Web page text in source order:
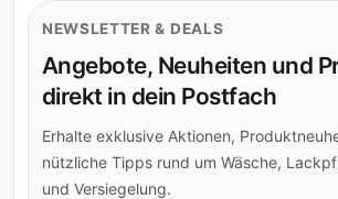
NEWSLETTER & DEALS
Angebote, Neuheiten und
direkt in dein Postfach
Erhalte exklusive Aktionen,
nützliche Tipps rund um Wäsche,
und Versiegelung.